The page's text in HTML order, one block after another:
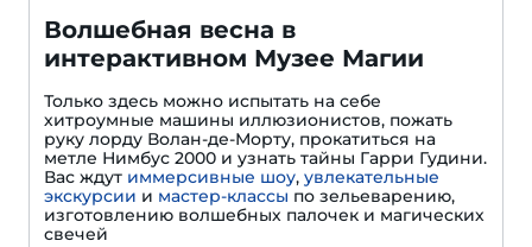
Волшебная весна в
интерактивном Музее Магии
Только здесь можно испытать на себе
хитроумные машины иллюзионистов, пожать
руку лорду Волан-де-Морту, прокатиться на
метле Нимбус 2000 и узнать тайны Гарри Гудини.
Вас ждут иммерсивные шоу, увлекательные
экскурсии и мастер-классы по зельеварению,
изготовлению волшебных палочек и магических
свечей